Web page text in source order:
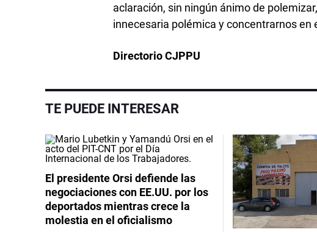
aclaración, sin ningún ánimo de
innecesaria polémica y concentrarnos
Directorio CJPPU
TE PUEDE INTERESAR
El presidente Orsi defiende las
negociaciones con EE.UU. por los
deportados mientras crece la
molestia en el oficialismo